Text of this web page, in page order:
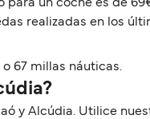
para un coche es de
realizadas en los
o 67 millas náuticas.
y Alcúdia. Utilice